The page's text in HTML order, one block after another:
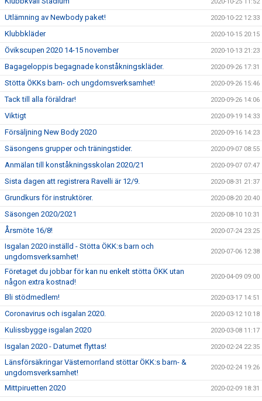
Utlämning av Newbody paket! 2020-10-22 12:33
Klubbkläder 2020-10-15 20:15
Övikscupen 2020 14-15 november 2020-10-13 21:23
Bagageloppis begagnade konståkningskläder. 2020-09-26 17:31
Stötta ÖKKs barn- och ungdomsverksamhet! 2020-09-26 15:46
Tack till alla föräldrar! 2020-09-26 14:06
Viktigt 2020-09-19 14:33
Försäljning New Body 2020 2020-09-16 14:23
Säsongens grupper och träningstider. 2020-09-07 08:55
Anmälan till konståkningsskolan 2020/21 2020-09-07 07:47
Sista dagen att registrera Ravelli är 12/9. 2020-08-31 21:37
Grundkurs för instruktörer. 2020-08-20 20:40
Säsongen 2020/2021 2020-08-10 10:31
Årsmöte 16/8! 2020-07-24 23:25
Isgalan 2020 inställd - Stötta ÖKK:s barn och
ungdomsverksamhet!
2020-07-06 12:38
Företaget du jobbar för kan nu enkelt stötta ÖKK utan
någon extra kostnad!
2020-04-09 09:00
Bli stödmedlem! 2020-03-17 14:51
Coronavirus och isgalan 2020. 2020-03-12 10:18
Kulissbygge isgalan 2020 2020-03-08 11:17
Isgalan 2020 - Datumet flyttas! 2020-02-24 22:35
Länsförsäkringar Västernorrland stöttar ÖKK:s barn- &
ungdomsverksamhet!
2020-02-24 19:26
Mittpiruetten 2020 2020-02-09 18:31